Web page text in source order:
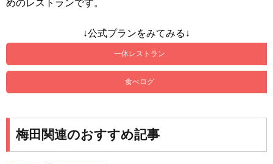
めのレストランです。
↓公式プランをみてみる↓
一休レストラン
食べログ
梅田関連のおすすめ記事